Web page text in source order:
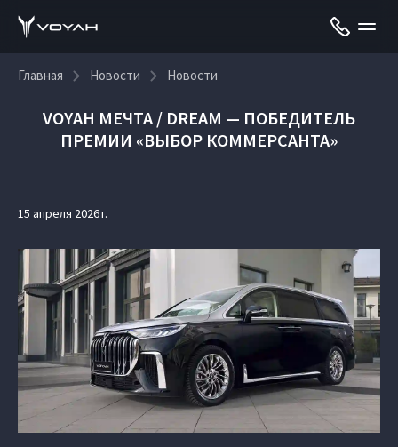
Главная Новости Новости
VOYAH МЕЧТА / DREAM — ПОБЕДИТЕЛЬ
ПРЕМИИ «ВЫБОР КОММЕРСАНТА»
15 апреля 2026 г.